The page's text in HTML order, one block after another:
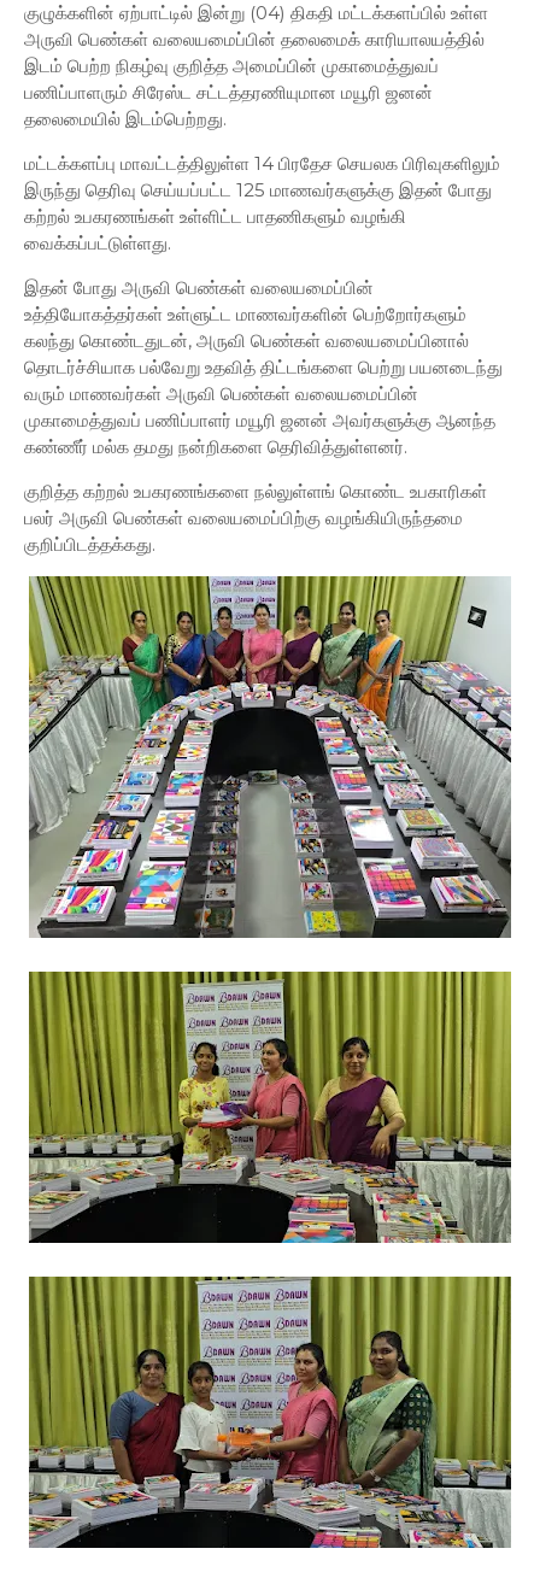
குழுக்களின் ஏற்பாட்டில் இன்று (04) திகதி மட்டக்களப்பில் உள்ள
அருவி பெண்கள் வலையமைப்பின் தலைமைக் காரியாலயத்தில்
இடம் பெற்ற நிகழ்வு குறித்த அமைப்பின் முகாமைத்துவப்
பணிப்பாளரும் சிரேஸ்ட சட்டத்தரணியுமான மயூரி ஜனன்
தலைமையில் இடம்பெற்றது.
மட்டக்களப்பு மாவட்டத்திலுள்ள 14 பிரதேச செயலக பிரிவுகளிலும்
இருந்து தெரிவு செய்யப்பட்ட 125 மாணவர்களுக்கு இதன் போது
கற்றல் உபகரணங்கள் உள்ளிட்ட பாதணிகளும் வழங்கி
வைக்கப்பட்டுள்ளது.
இதன் போது அருவி பெண்கள் வலையமைப்பின்
உத்தியோகத்தர்கள் உள்ளுட்ட மாணவர்களின் பெற்றோர்களும்
கலந்து கொண்டதுடன், அருவி பெண்கள் வலையமைப்பினால்
தொடர்ச்சியாக பல்வேறு உதவித் திட்டங்களை பெற்று பயனடைந்து
வரும் மாணவர்கள் அருவி பெண்கள் வலையமைப்பின்
முகாமைத்துவப் பணிப்பாளர் மயூரி ஜனன் அவர்களுக்கு ஆனந்த
கண்ணீர் மல்க தமது நன்றிகளை தெரிவித்துள்ளனர்.
குறித்த கற்றல் உபகரணங்களை நல்லுள்ளங் கொண்ட உபகாரிகள்
பலர் அருவி பெண்கள் வலையமைப்பிற்கு வழங்கியிருந்தமை
குறிப்பிடத்தக்கது.